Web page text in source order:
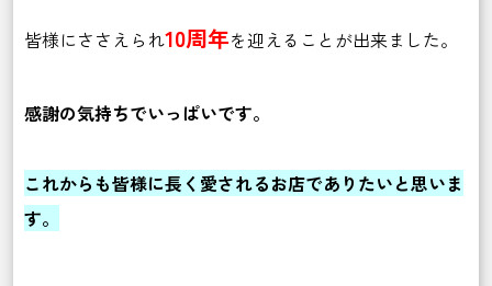
皆様にささえられ10周年を迎えることが出来ました。
感謝の気持ちでいっぱいです。
これからも皆様に長く愛されるお店でありたいと思いま
す。